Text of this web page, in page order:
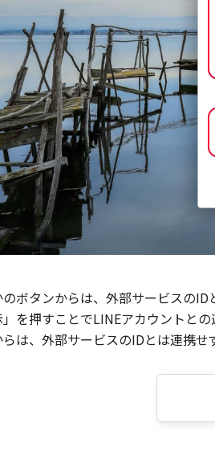
ボタンからは、外部サービスのID
」を押すことでLINEアカウントとの
は、外部サービスのIDとは連携せ